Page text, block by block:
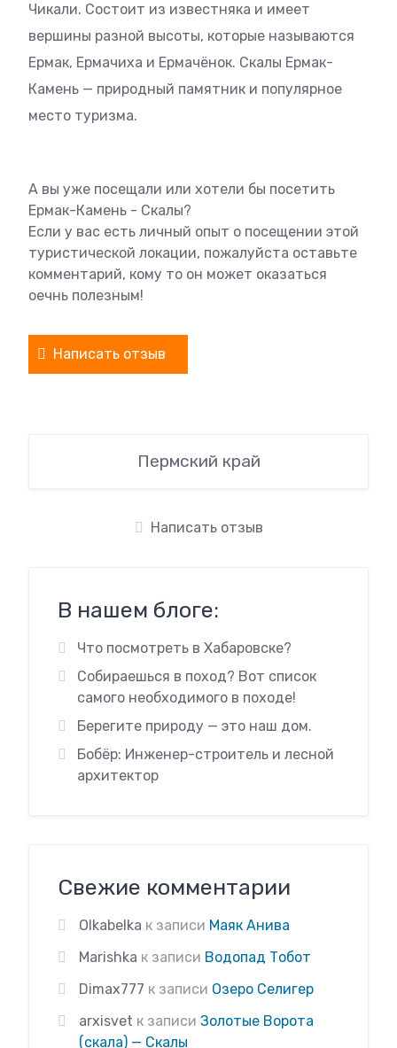
Чикали. Состоит из известняка и имеет
вершины разной высоты, которые называются
Ермак, Ермачиха и Ермачёнок. Скалы Ермак-
Камень — природный памятник и популярное
место туризма.
А вы уже посещали или хотели бы посетить
Ермак-Камень - Скалы?
Если у вас есть личный опыт о посещении этой
туристической локации, пожалуйста оставьте
комментарий, кому то он может оказаться
оечнь полезным!
Написать отзыв
Пермский край
Написать отзыв
В нашем блоге:
Что посмотреть в Хабаровске?
Собираешься в поход? Вот список
самого необходимого в походе!
Берегите природу — это наш дом.
Бобёр: Инженер-строитель и лесной
архитектор
Свежие комментарии
Olkabelka к записи Маяк Анива
Marishka к записи Водопад Тобот
Dimax777 к записи Озеро Селигер
arxisvet к записи Золотые Ворота
(скала) — Скалы